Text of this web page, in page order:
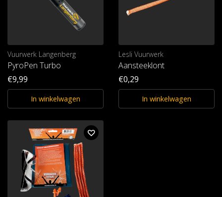
Vuurwerk Langenberg
PyroPen Turbo
€9,99
In winkelwagen
Lesli Vuurwerk
Aansteeklont
€0,29
In winkelwagen